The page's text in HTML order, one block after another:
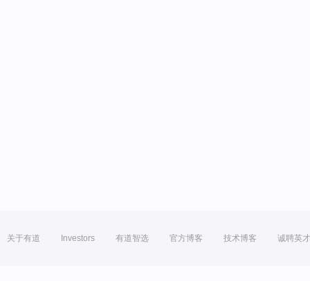
关于有道 Investors 有道智选 官方博客 技术博客 诚聘英才